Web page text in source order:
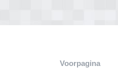
Voorpagina